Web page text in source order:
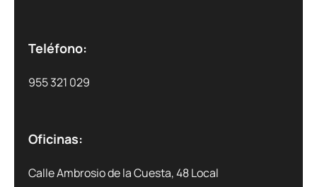
Teléfono:
955 321 029
Oficinas:
Calle Ambrosio de la Cuesta, 48 Local